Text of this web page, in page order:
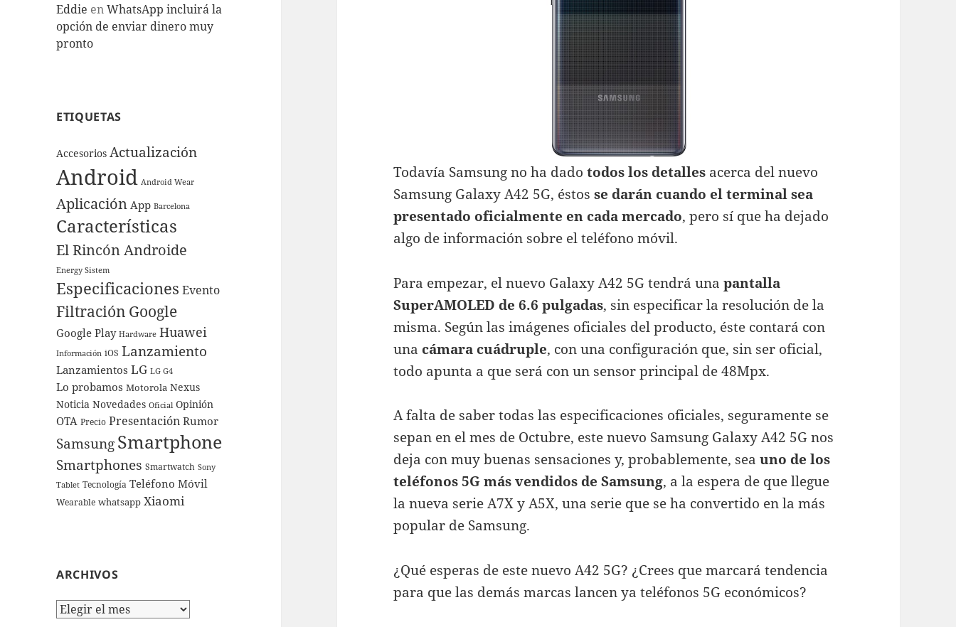
Eddie enWhatsApp incluirá la
opción de enviar dinero muy
pronto
ETIQUETAS
Accesorios Actualización
Android Android Wear
Aplicación App Barcelona
Características
El Rincón Androide
Energy Sistem
Especificaciones Evento
Filtración Google
Google Play Hardware Huawei
Información iOS Lanzamiento
Lanzamientos LG LG G4
Lo probamos Motorola Nexus
Noticia Novedades Oficial Opinión
OTA Precio Presentación Rumor
SamsungSmartphone
Smartphones Smartwatch Sony
Tablet Tecnología Teléfono Móvil
Wearable whatsapp Xiaomi
ARCHIVOS
Archivos
Todavía Samsung no ha dadotodos los detalles acerca del nuevo
Samsung Galaxy A42 5G, éstosse darán cuando el terminal sea
presentado oficialmente en cada mercado, pero sí que ha dejado
algo de información sobre el teléfono móvil.
Para empezar, el nuevo Galaxy A42 5G tendrá unapantalla
SuperAMOLED de 6.6 pulgadas, sin especificar la resolución de la
misma. Según las imágenes oficiales del producto, éste contará con
una cámara cuádruple, con una configuración que, sin ser oficial,
todo apunta a que será con un sensor principal de 48Mpx.
A falta de saber todas las especificaciones oficiales, seguramente se
sepan en el mes de Octubre, este nuevo Samsung Galaxy A42 5G nos
deja con muy buenas sensaciones y, probablemente, seauno de los
teléfonos 5G más vendidos de Samsung, a la espera de que llegue
la nueva serie A7X y A5X, una serie que se ha convertido en la más
popular de Samsung.
¿Qué esperas de este nuevo A42 5G? ¿Crees que marcará tendencia
para que las demás marcas lancen ya teléfonos 5G económicos?